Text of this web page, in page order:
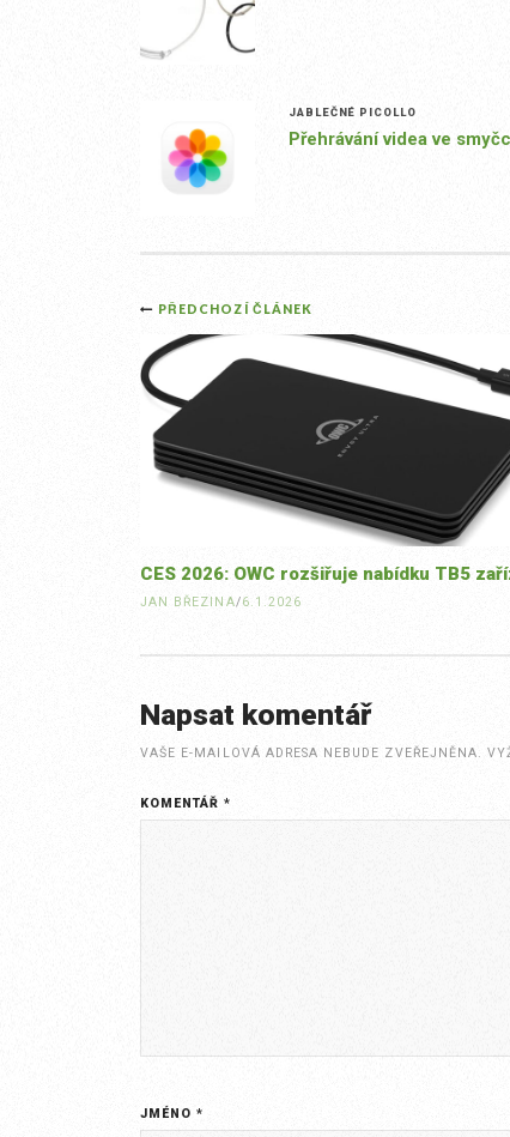
JABLEČNÉ PICOLLO
Přehrávání videa ve
Post
navigation
PŘEDCHOZÍ ČLÁNEK
CES 2026: OWC rozšiřuje nabídku TB5
JAN BŘEZINA/6.1.2026
Napsat komentář
VAŠE E-MAILOVÁ ADRESA NEBUDE ZVEŘEJNĚNA.
KOMENTÁŘ*
JMÉNO*